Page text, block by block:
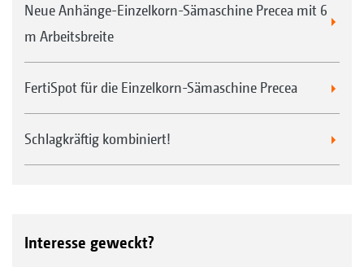
Neue Anhänge-Einzelkorn-Sämaschine Precea mit 6
m Arbeitsbreite
FertiSpot für die Einzelkorn-Sämaschine Precea
Schlagkräftig kombiniert!
Interesse geweckt?